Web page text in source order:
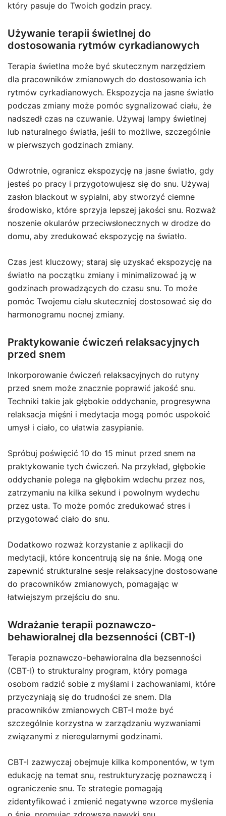
który pasuje do Twoich godzin pracy.
Używanie terapii świetlnej do
dostosowania rytmów cyrkadianowych
Terapia świetlna może być skutecznym narzędziem
dla pracowników zmianowych do dostosowania ich
rytmów cyrkadianowych. Ekspozycja na jasne światło
podczas zmiany może pomóc sygnalizować ciału, że
nadszedł czas na czuwanie. Używaj lampy świetlnej
lub naturalnego światła, jeśli to możliwe, szczególnie
w pierwszych godzinach zmiany.
Odwrotnie, ogranicz ekspozycję na jasne światło, gdy
jesteś po pracy i przygotowujesz się do snu. Używaj
zasłon blackout w sypialni, aby stworzyć ciemne
środowisko, które sprzyja lepszej jakości snu. Rozważ
noszenie okularów przeciwsłonecznych w drodze do
domu, aby zredukować ekspozycję na światło.
Czas jest kluczowy; staraj się uzyskać ekspozycję na
światło na początku zmiany i minimalizować ją w
godzinach prowadzących do czasu snu. To może
pomóc Twojemu ciału skuteczniej dostosować się do
harmonogramu nocnej zmiany.
Praktykowanie ćwiczeń relaksacyjnych
przed snem
Inkorporowanie ćwiczeń relaksacyjnych do rutyny
przed snem może znacznie poprawić jakość snu.
Techniki takie jak głębokie oddychanie, progresywna
relaksacja mięśni i medytacja mogą pomóc uspokoić
umysł i ciało, co ułatwia zasypianie.
Spróbuj poświęcić 10 do 15 minut przed snem na
praktykowanie tych ćwiczeń. Na przykład, głębokie
oddychanie polega na głębokim wdechu przez nos,
zatrzymaniu na kilka sekund i powolnym wydechu
przez usta. To może pomóc zredukować stres i
przygotować ciało do snu.
Dodatkowo rozważ korzystanie z aplikacji do
medytacji, które koncentrują się na śnie. Mogą one
zapewnić strukturalne sesje relaksacyjne dostosowane
do pracowników zmianowych, pomagając w
łatwiejszym przejściu do snu.
Wdrażanie terapii poznawczo-
behawioralnej dla bezsenności (CBT-I)
Terapia poznawczo-behawioralna dla bezsenności
(CBT-I) to strukturalny program, który pomaga
osobom radzić sobie z myślami i zachowaniami, które
przyczyniają się do trudności ze snem. Dla
pracowników zmianowych CBT-I może być
szczególnie korzystna w zarządzaniu wyzwaniami
związanymi z nieregularnymi godzinami.
CBT-I zazwyczaj obejmuje kilka komponentów, w tym
edukację na temat snu, restrukturyzację poznawczą i
ograniczenie snu. Te strategie pomagają
zidentyfikować i zmienić negatywne wzorce myślenia